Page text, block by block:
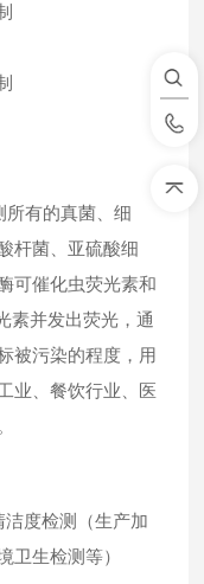
所有的真菌、细
杆菌、亚硫酸细
可催化虫荧光素和
素并发出荧光，通
被污染的程度，用
业、餐饮行业、医
度检测（生产加
卫生检测等）